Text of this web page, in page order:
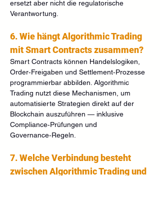
ersetzt aber nicht die regulatorische
Verantwortung.
6. Wie hängt Algorithmic Trading
mit Smart Contracts zusammen?
Smart Contracts können Handelslogiken,
Order‑Freigaben und Settlement‑Prozesse
programmierbar abbilden. Algorithmic
Trading nutzt diese Mechanismen, um
automatisierte Strategien direkt auf der
Blockchain auszuführen — inklusive
Compliance‑Prüfungen und
Governance‑Regeln.
7. Welche Verbindung besteht
zwischen Algorithmic Trading und